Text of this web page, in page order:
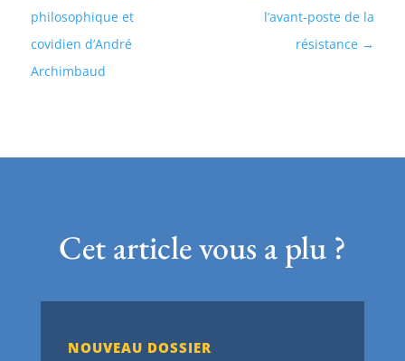
l’avant-poste de la
résistance
philosophique et
covidien d’André
Archimbaud
Cet article vous a plu ?
NOUVEAU DOSSIER